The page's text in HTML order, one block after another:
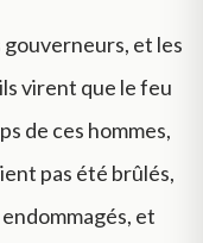
gouverneurs, et les
virent que le feu
de ces hommes,
pas été brûlés,
et